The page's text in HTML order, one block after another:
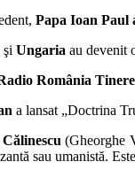
Papa Ioan Paul
şi Ungaria au devenit
România
a lansat „Doctrina
(Gheorghe
sau umanistă.